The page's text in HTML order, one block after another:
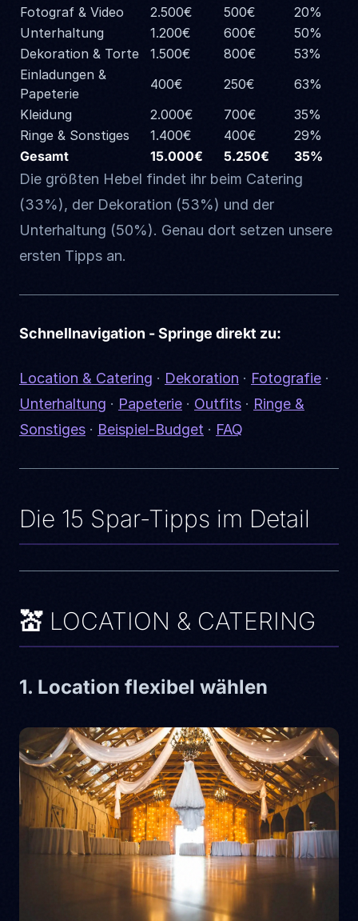
Fotograf & Video
2.500€ 500€
20%
Unterhaltung
1.200€ 600€
50%
Dekoration & Torte
1.500€ 800€
53%
Einladungen &
Papeterie
400€ 250€
63%
Kleidung
2.000€ 700€
35%
Ringe & Sonstiges
1.400€ 400€
29%
Gesamt
15.000€ 5.250€ 35%
Die größten Hebel findet ihr beim Catering
(33%), der Dekoration (53%) und der
Unterhaltung (50%). Genau dort setzen unsere
ersten Tipps an.
Schnellnavigation - Springe direkt zu:
Location & Catering · Dekoration · Fotografie ·
Unterhaltung · Papeterie · Outfits · Ringe &
Sonstiges · Beispiel-Budget · FAQ
Die 15 Spar-Tipps im Detail
💒 LOCATION & CATERING
1. Location flexibel wählen